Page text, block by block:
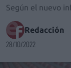
Según el nuevo
Redacción
28/10/2022